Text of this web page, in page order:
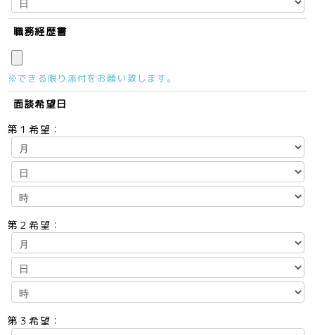
職務経歴書
※できる限り添付をお願い致します。
面談希望日
第１希望：
第２希望：
第３希望：